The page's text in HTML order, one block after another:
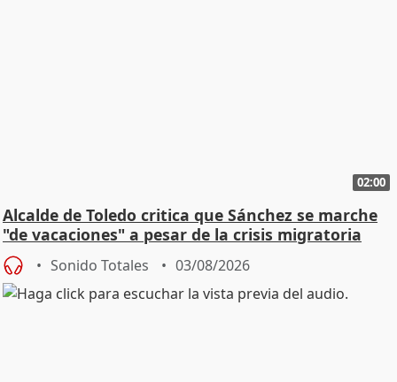
02:00
Alcalde de Toledo critica que Sánchez se marche
"de vacaciones" a pesar de la crisis migratoria
Sonido Totales 03/08/2026